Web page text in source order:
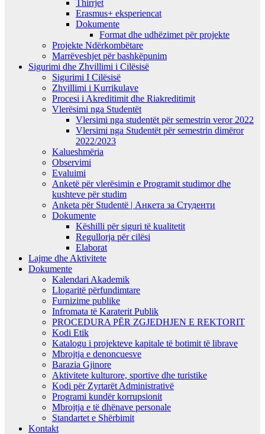
Thirrjet
Erasmus+ eksperiencat
Dokumente
Format dhe udhëzimet për projekte
Projekte Ndërkombëtare
Marrëveshjet për bashkëpunim
Sigurimi dhe Zhvillimi i Cilësisë
Sigurimi I Cilësisë
Zhvillimi i Kurrikulave
Procesi i Akreditimit dhe Riakreditimit
Vlerësimi nga Studentët
Vlersimi nga studentët për semestrin veror 2022
Vlersimi nga Studentët për semestrin dimëror
2022/2023
Kalueshmëria
Observimi
Evaluimi
Anketë për vlerësimin e Programit studimor dhe
kushteve për studim
Anketa për Studentë | Анкета за Студенти
Dokumente
Këshilli për siguri të kualitetit
Regullorja për cilësi
Elaborat
Lajme dhe Aktivitete
Dokumente
Kalendari Akademik
Llogaritë përfundimtare
Furnizime publike
Infromata të Karaterit Publik
PROCEDURA PËR ZGJEDHJEN E REKTORIT
Kodi Etik
Katalogu i projekteve kapitale të botimit të librave
Mbrojtja e denoncuesve
Barazia Gjinore
Aktivitete kulturore, sportive dhe turistike
Kodi për Zyrtarët Administrativë
Programi kundër korrupsionit
Mbrojtja e të dhënave personale
Standartet e Shërbimit
Kontakt